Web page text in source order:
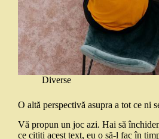
Diverse
O altă perspectivă asupra a tot ce ni
Vă propun un joc azi. Hai să
ce citiți acest text, eu o să-l fac în